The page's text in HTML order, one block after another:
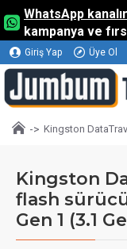
WhatsApp
kampanya ve
Giriş Yap Üye Ol
Kingston
Kingston
flash
Gen 1 (3.1